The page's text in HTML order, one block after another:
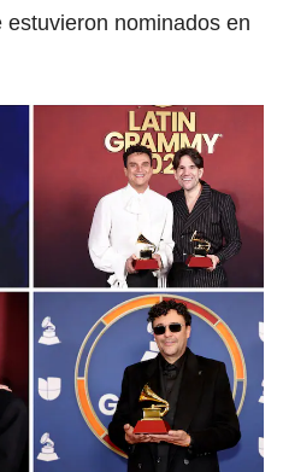
nominados en